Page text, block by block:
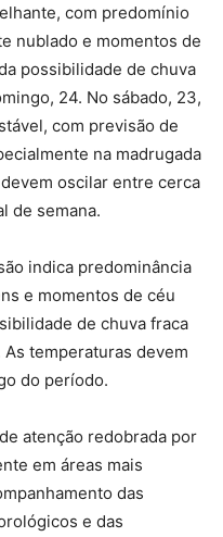
com predomínio
nublado e momentos de
possibilidade de chuva
24. No sábado, 23,
com previsão de
na madrugada
oscilar entre cerca
de semana.
indica predominância
e momentos de céu
de chuva fraca
temperaturas devem
do período.
atenção redobrada por
em áreas mais
das
e das